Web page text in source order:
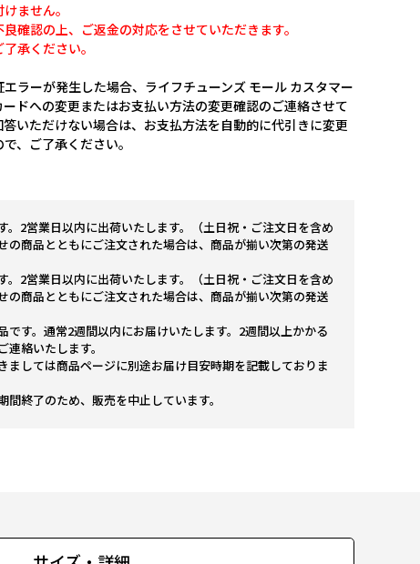
ません。
確認の上、ご返金の対応をさせていただきます。
承ください。
ラーが発生した場合、ライフチューンズ モール カスタマー
ドへの変更またはお支払い方法の変更確認のご連絡させて
いただけない場合は、お支払方法を自動的に代引きに変更
、ご了承ください。
。2営業日以内に出荷いたします。（土日祝・ご注文日を含め
の商品とともにご注文された場合は、商品が揃い次第の発送
。2営業日以内に出荷いたします。（土日祝・ご注文日を含め
の商品とともにご注文された場合は、商品が揃い次第の発送
です。通常2週間以内にお届けいたします。2週間以上かかる
連絡いたします。
ましては商品ページに別途お届け目安時期を記載しておりま
間終了のため、販売を中止しています。